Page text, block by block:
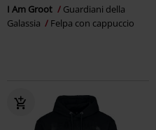
I Am Groot
Guardiani della
Galassia
Felpa con cappuccio